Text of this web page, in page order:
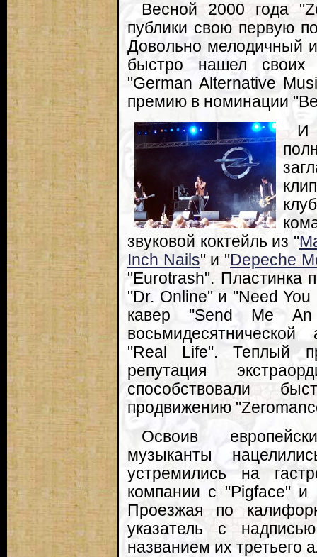
Весной 2000 года
публики свою первую
Довольно мелодичный
быстро нашел
"German Alternative
премию в номинации
И
звуковой коктейль из "
Inch Nails" и "Depeche
"Eurotrash". Пластинка
"Dr. Online" и "Need
кавер "Send Me An
восьмидесятнической
"Real Life". Теплый
репутация
способствовали
продвижению
Освоив
музыканты
устремились на
компании с "Pigface"
Проезжая по
указатель с
названием их третьего